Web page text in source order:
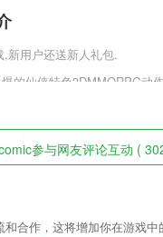
,新用户还送新人礼包.
的仙侠特色3DMMORPG动
的视听享受，还有精致绚丽
游官方安卓版v2.7.1拥有各
的升级成长来获得进阶职业
理解单词的意思。
参与网友评论互动 (
合作，这将增加你在游戏中